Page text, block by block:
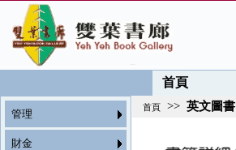
首頁
管理
財金
首頁 >> 英文圖書